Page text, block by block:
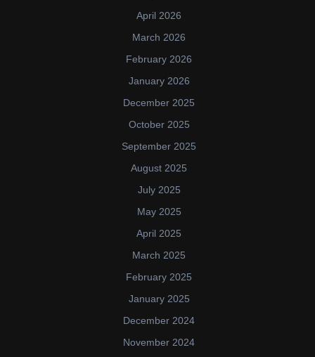
April 2026
March 2026
February 2026
January 2026
December 2025
October 2025
September 2025
August 2025
July 2025
May 2025
April 2025
March 2025
February 2025
January 2025
December 2024
November 2024